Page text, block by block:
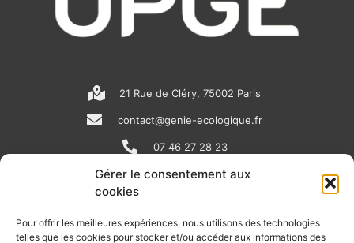
Gérer le consentement aux
cookies
Pour offrir les meilleures expériences, nous utilisons des technologies
telles que les cookies pour stocker et/ou accéder aux informations des
21 Rue de Cléry, 75002 Paris
contact@genie-ecologique.fr
07 46 27 28 23
N
e
i
o